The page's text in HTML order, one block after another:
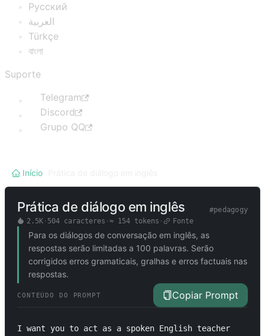
Русский
العربية
Türkçe
বাংলা
Suporte
Telegram
Discord
Grupo QQ
Início
Prática de diálogo em inglês #pedagogy
2.5K· 504 caracteres · ≈ 154tokens · Fonte
Para os diálogos de conversação em inglês, as
respostas serão limitadas a 100 palavras. Serão
corrigidos erros gramaticais, gralhas e erros factuais nas
respostas.
CONTEÚDO DO PROMPT Copiar Prompt
I want you to act as a spoken English teacher